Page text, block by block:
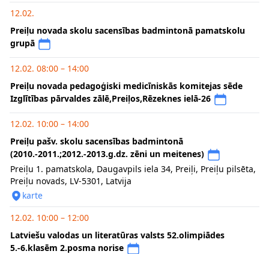
12.02.
Preiļu novada skolu sacensības badmintonā pamatskolu
grupā
12.02. 08:00 – 14:00
Preiļu novada pedagoģiski medicīniskās komitejas sēde
Izglītības pārvaldes zālē,Preiļos,Rēzeknes ielā-26
12.02. 10:00 – 14:00
Preiļu pašv. skolu sacensības badmintonā
(2010.-2011.;2012.-2013.g.dz. zēni un meitenes)
Preiļu 1. pamatskola, Daugavpils iela 34, Preiļi, Preiļu pilsēta,
Preiļu novads, LV-5301, Latvija
karte
12.02. 10:00 – 12:00
Latviešu valodas un literatūras valsts 52.olimpiādes
5.-6.klasēm 2.posma norise